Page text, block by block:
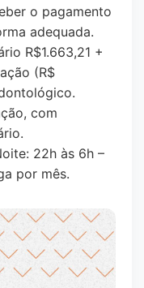
o pagamento
adequada.
R$1.663,21 +
(R$
com
22h às 6h –
por mês.